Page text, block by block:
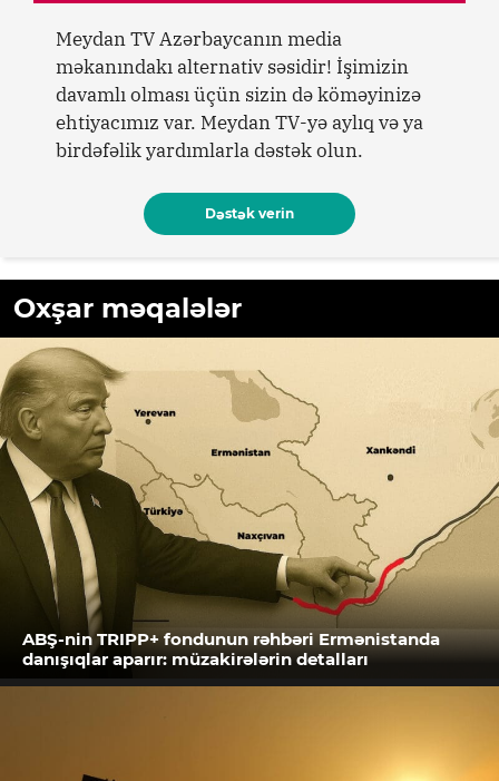
Meydan TV Azərbaycanın media
məkanındakı alternativ səsidir! İşimizin
davamlı olması üçün sizin də köməyinizə
ehtiyacımız var. Meydan TV-yə aylıq və ya
birdəfəlik yardımlarla dəstək olun.
Dəstək verin
Oxşar məqalələr
ABŞ-nin TRIPP+ fondunun rəhbəri Ermənistanda
danışıqlar aparır: müzakirələrin detalları